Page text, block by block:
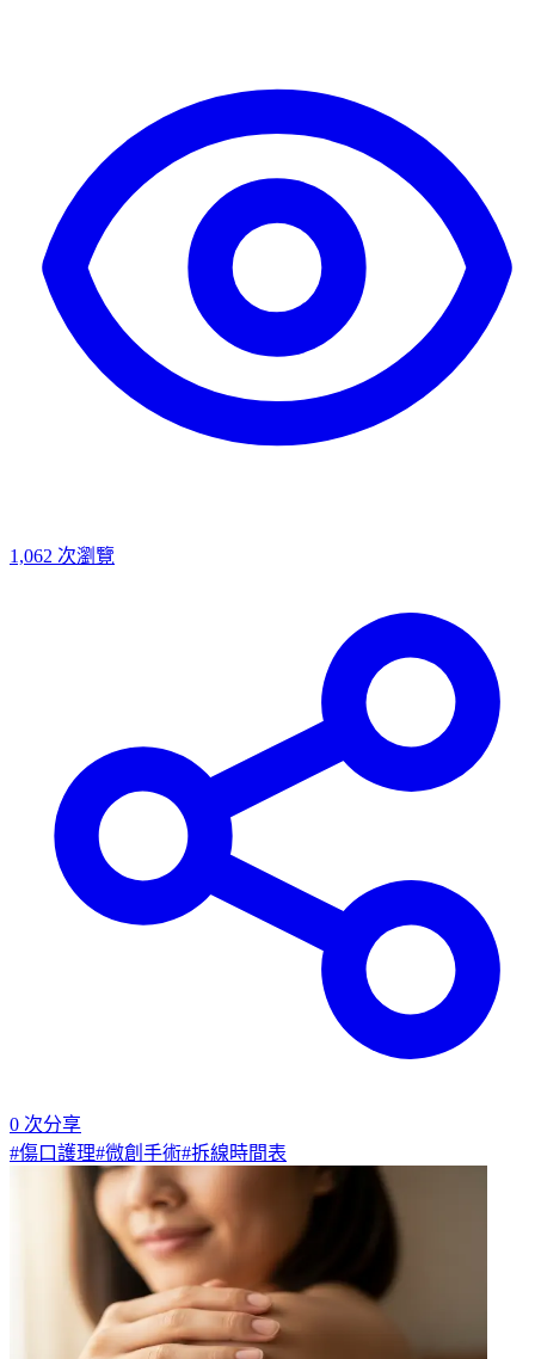
1,062 次瀏覽
0 次分享
#傷口護理#微創手術#拆線時間表